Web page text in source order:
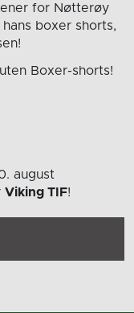
for Nøtterøy
boxer shorts,
Boxer-shorts!
august
Viking TIF!